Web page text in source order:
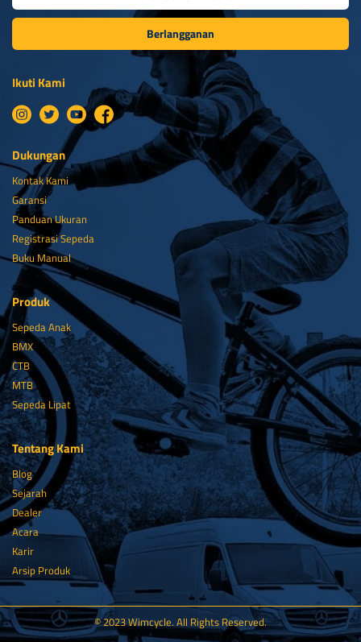
Berlangganan
Ikuti Kami
Dukungan
Kontak Kami
Garansi
Panduan Ukuran
Registrasi Sepeda
Buku Manual
Produk
Sepeda Anak
BMX
CTB
MTB
Sepeda Lipat
Tentang Kami
Blog
Sejarah
Dealer
Acara
Karir
Arsip Produk
© 2023 Wimcycle. All Rights Reserved.